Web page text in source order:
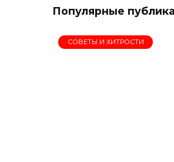
Популярные
СОВЕТЫ И ХИТРОСТИ